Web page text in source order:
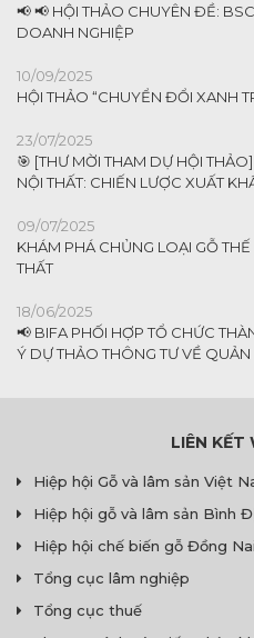
📢 📢 HỘI THẢO CHUYÊN ĐỀ:
DOANH NGHIỆP
10/09/2025
HỘI THẢO “CHUYỂN ĐỔI XANH
23/07/2025
🎯 [THƯ MỜI THAM DỰ HỘI
NỘI THẤT: CHIẾN LƯỢC XUẤT
09/07/2025
KHÁM PHÁ CHỦNG LOẠI GỖ
THẤT
18/06/2025
📢 BIFA PHỐI HỢP TỔ CHỨC
Ý DỰ THẢO THÔNG TƯ VỀ QUẢN
LIÊN KẾT
Hiệp hội Gỗ và lâm sản Việt
Hiệp hội gỗ và lâm sản Bình
Hiệp hội chế biến gỗ Đồng Nai
Tổng cục lâm nghiệp
Tổng cục thuế